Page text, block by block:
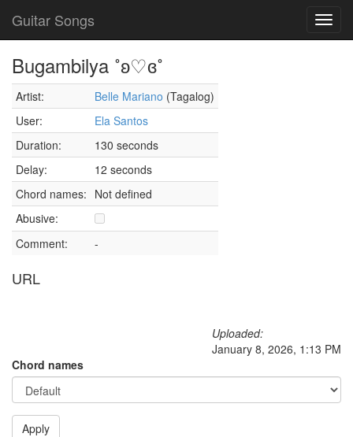
Guitar Songs
Bugambilya ˚ʚ♡ɞ˚
Artist: Belle Mariano (Tagalog)
User:
Ela Santos
Duration:
130 seconds
Delay:
12 seconds
Chord names: Not defined
Abusive:
Comment:
-
URL
Uploaded:
January 8, 2026, 1:13 PM
Chord names
Apply